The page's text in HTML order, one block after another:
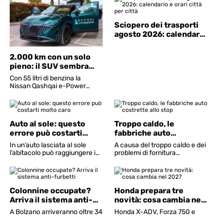
funzionano e cosa succede se
non si paga
mercato, è la nuova
ammiraglia tecnologica
2.000 km con un solo
pieno: il SUV sembra
inarrestabile
Con 55 litri di benzina la
Nissan Qashqai e-Power
1.980 km, conquistando un
titolo ufficiale del Guinness
Sciopero dei trasporti
agosto 2026: calendario
Auto al sole: questo
errore può costarti
molto caro
In un’auto lasciata al sole
l’abitacolo può raggiungere i
77: i consigli per affrontare il
grande caldo senza rischi
Troppo caldo, le
fabbriche auto
costrette allo stop
A causa del troppo caldo e dei
problemi di fornitura
Ford e Dacia chiudono per un
paio di settimane in Romania
Colonnine occupate?
Arriva il sistema anti-
furbetti
A Bolzano arriveranno oltre 34
Honda prepara tre
novità: cosa cambia nel
2027
Honda X-ADV, Forza 750 e